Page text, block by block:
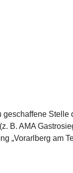
B. AMA
„Vorarlberg am